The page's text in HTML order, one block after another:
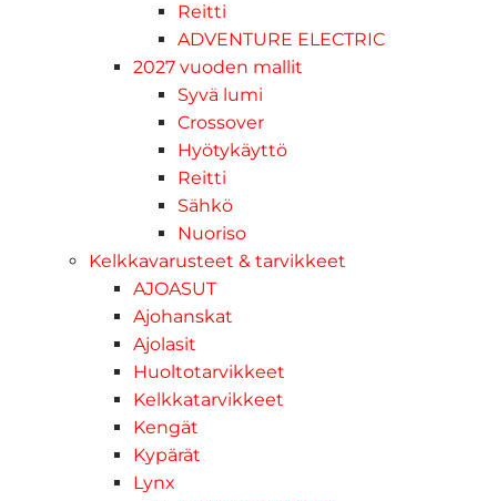
Reitti
ADVENTURE ELECTRIC
2027 vuoden mallit
Syvä lumi
Crossover
Hyötykäyttö
Reitti
Sähkö
Nuoriso
Kelkkavarusteet & tarvikkeet
AJOASUT
Ajohanskat
Ajolasit
Huoltotarvikkeet
Kelkkatarvikkeet
Kengät
Kypärät
Lynx